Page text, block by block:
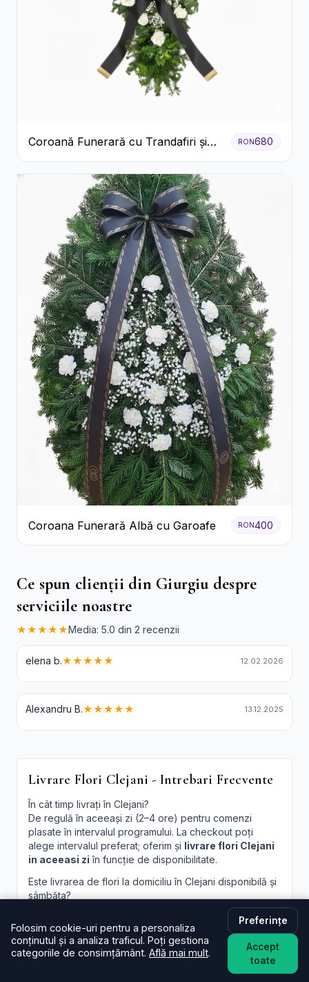
Coroană Funerară cu Trandafiri și
Crini
RON680
Coroana Funerară Albă cu Garoafe RON400
Ce spun clienții din Giurgiu despre
serviciile noastre
★★★★★ Media: 5.0 din 2 recenzii
elena b.★★★★★ 12.02.2026
Alexandru B.★★★★★ 13.12.2025
Livrare Flori Clejani - Intrebari Frecvente
În cât timp livrați în Clejani?
De regulă în aceeași zi (2–4 ore) pentru comenzi
plasate în intervalul programului. La checkout poți
alege intervalul preferat; oferim și livrare flori Clejani
in aceeasi zi în funcție de disponibilitate.
Este livrarea de flori la domiciliu în Clejani disponibilă și
sâmbăta?
Da, în majoritatea cazurilor livrăm și sâmbăta. În
perioade aglomerate pot exista sloturi limitate, afișate
la finalizare.
Pot programa livrarea pentru o oră anume în Clejani?
Oferim intervale orare; pentru ore fixe încercăm să
Folosim cookie-uri pentru a personaliza
conținutul și a analiza traficul. Poți gestiona
categoriile de consimțământ. Află mai mult.
Preferințe
Accept
toate